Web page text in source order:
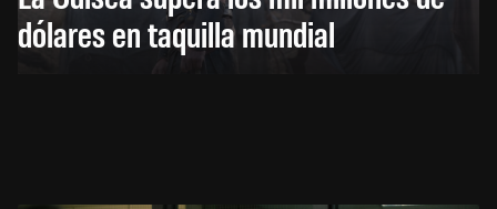
dólares en taquilla mundial